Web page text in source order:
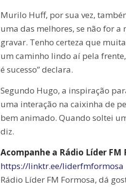
Murilo Huff, por sua vez,
uma das melhores, se não for a
gravar. Tenho certeza que
um caminho lindo aí pela
é sucesso” declara.
Segundo Hugo, a inspiração
uma interação na caixinha de
bem animado. Quando soltei
diz.
Acompanhe a Rádio Líder FM
https://linktr.ee/liderfmformosa
Rádio Líder FM Formosa, dá